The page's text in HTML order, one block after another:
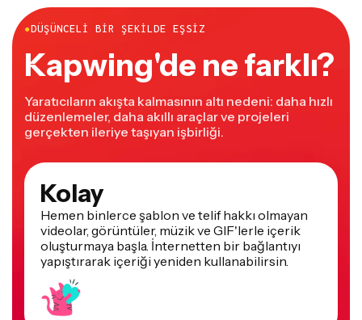
Kapwing'de ne farklı?
Yaratıcıların akışta kalmasının altı nedeni: daha hızlı
düzenlemeler, daha akıllı araçlar ve projeleri
gerçekten ileriye taşıyan işbirliği.
Kolay
Hemen binlerce şablon ve telif hakkı olmayan
videolar, görüntüler, müzik ve GIF'lerle içerik
oluşturmaya başla. İnternetten bir bağlantıyı
yapıştırarak içeriği yeniden kullanabilirsin.